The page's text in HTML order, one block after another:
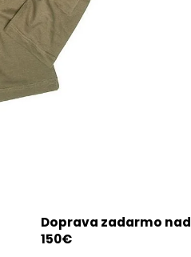
Doprava zadarmo nad
150€